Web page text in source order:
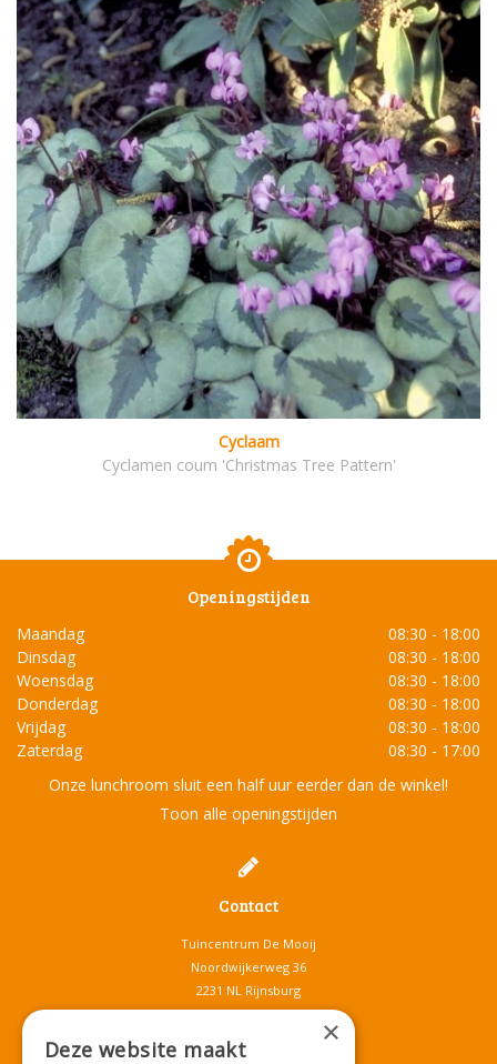
Cyclaam
Cyclamen coum 'Christmas Tree Pattern'
Openingstijden
Maandag
08:30 - 18:00
Dinsdag
08:30 - 18:00
Woensdag
08:30 - 18:00
Donderdag
08:30 - 18:00
Vrijdag
08:30 - 18:00
Zaterdag
08:30 - 17:00
Onze lunchroom sluit een half uur eerder dan de winkel!
Toon alle openingstijden
Contact
Tuincentrum De Mooij
Noordwijkerweg 36
2231 NL Rijnsburg
T.071-4080959
info@tuincentrumdemooij.nl
×
Deze website maakt